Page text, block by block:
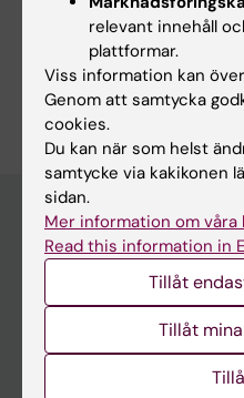
Utbildningsmöjligheter på
Program och fristående
Uppdragsutbildning
relevant innehåll
plattformar.
Viss information kan
Genom att samtycka
cookies.
Du kan när som helst
samtycke via kakikonen
sidan.
Mer information om våra
Read this information in
Tillåt
Tillåt